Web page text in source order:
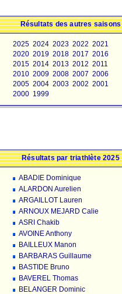
Résultats des autres saisons
2025 2024 2023 2022 2021
2020 2019 2018 2017 2016
2015 2014 2013 2012 2011
2010 2009 2008 2007 2006
2005 2004 2003 2002 2001
2000 1999
Résultats par triathlète 2025
ABADIE Dominique
ALARDON Aurelien
ARGAILLOT Lauren
ARNOUX MEJARD Calie
ASRI Chakib
AVOINE Anthony
BAILLEUX Manon
BARBARAS Guillaume
BASTIDE Bruno
BAVEREL Thomas
BELANGER Dominic